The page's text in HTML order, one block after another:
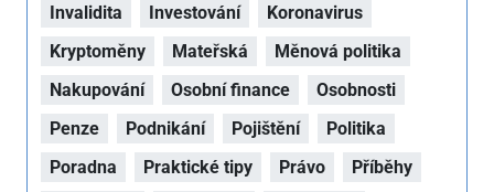
Invalidita
Investování
Koronavirus
Kryptoměny
Mateřská
Měnová politika
Nakupování
Osobní finance
Osobnosti
Penze
Podnikání Pojištění
Politika
Poradna
Praktické tipy Právo
Příběhy